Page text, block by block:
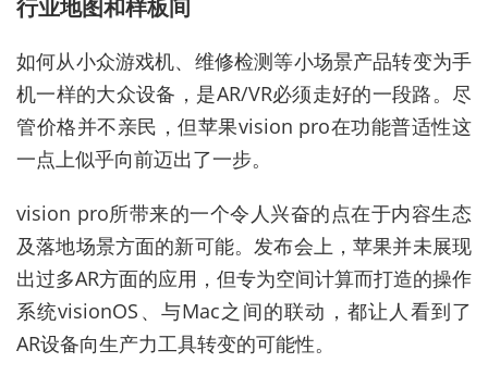
行业地图和样板间
如何从小众游戏机、维修检测等小场景产品转变为手
机一样的大众设备，是AR/VR必须走好的一段路。尽
管价格并不亲民，但苹果vision pro在功能普适性这
一点上似乎向前迈出了一步。
vision pro所带来的一个令人兴奋的点在于内容生态
及落地场景方面的新可能。发布会上，苹果并未展现
出过多AR方面的应用，但专为空间计算而打造的操作
系统visionOS、与Mac之间的联动，都让人看到了
AR设备向生产力工具转变的可能性。